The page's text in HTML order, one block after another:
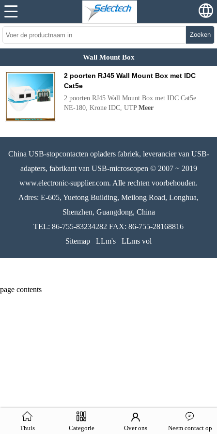
Zoeken
Wall Mount Box
2 poorten RJ45 Wall Mount Box met IDC
Cat5e
2 poorten RJ45 Wall Mount Box met IDC Cat5e
NE-180, Krone IDC, UTP Meer
China USB-stopcontacten opladers fabriek, leverancier van USB-
adapters, fabrikant van USB-microscopen © 2007 ~ 2019
www.electronic-supplier.com. Alle rechten voorbehouden.
Adres: E-605, Yuetong Building, Meilong Road, Longhua,
Shenzhen, Guangdong, China
TEL: 86-755-83234282 FAX: 86-755-28168816
Sitemap
LLm's LLms vol
page contents
Thuis Categorie Over ons Neem contact op